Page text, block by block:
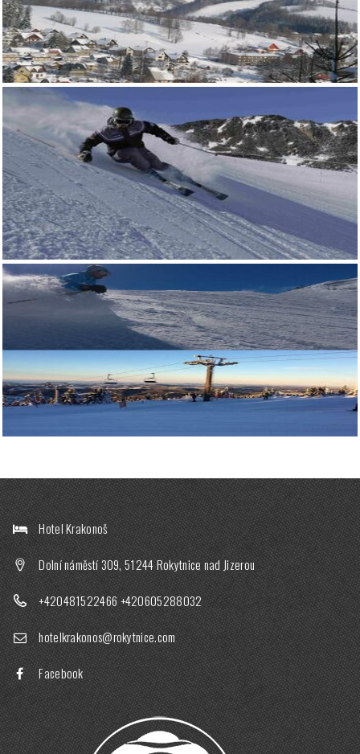
Hotel Krakonoš
Dolní náměstí 309, 51244 Rokytnice nad Jizerou
+420481522466 +420605288032
hotelkrakonos@rokytnice.com
Facebook